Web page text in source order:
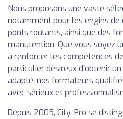
Nous proposons une vaste
notamment pour les engins de
ponts roulants, ainsi que des
manutention. Que vous soyez
à renforcer les compétences
particulier désireux d'obtenir
adapté, nos formateurs
avec sérieux et
Depuis 2005, City-Pro se